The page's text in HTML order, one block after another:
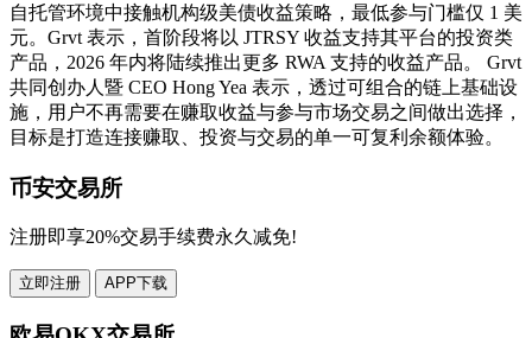
自托管环境中接触机构级美债收益策略，最低参与门槛仅 1 美
元。Grvt 表示，首阶段将以 JTRSY 收益支持其平台的投资类
产品，2026 年内将陆续推出更多 RWA 支持的收益产品。 Grvt
共同创办人暨 CEO Hong Yea 表示，透过可组合的链上基础设
施，用户不再需要在赚取收益与参与市场交易之间做出选择，
目标是打造连接赚取、投资与交易的单一可复利余额体验。
币安交易所
注册即享20%交易手续费永久减免!
立即注册 APP下载